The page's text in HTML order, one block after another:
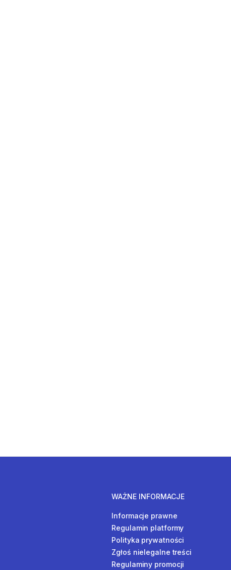
WAŻNE INFORMACJE
Informacje prawne
Regulamin platformy
Polityka prywatności
Zgłoś nielegalne treści
Regulaminy promocji